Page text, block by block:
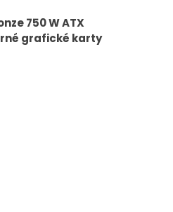
750 W ATX
grafické karty